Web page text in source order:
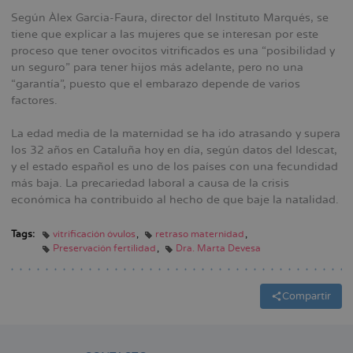
Según Àlex Garcia-Faura, director del Instituto Marqués, se
tiene que explicar a las mujeres que se interesan por este
proceso que tener ovocitos vitrificados es una “posibilidad y
un seguro” para tener hijos más adelante, pero no una
“garantía”, puesto que el embarazo depende de varios
factores.
La edad media de la maternidad se ha ido atrasando y supera
los 32 años en Cataluña hoy en día, según datos del Idescat,
y el estado español es uno de los países con una fecundidad
más baja. La precariedad laboral a causa de la crisis
económica ha contribuido al hecho de que baje la natalidad.
Tags: vitrificación óvulos
retraso maternidad
Preservación fertilidad
Dra. Marta Devesa
Compartir